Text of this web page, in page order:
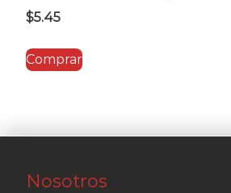
$5.45
Comprar
Nosotros